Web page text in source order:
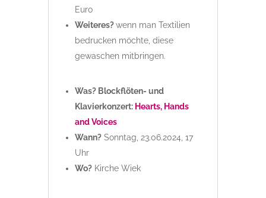
Euro
Weiteres?wenn man Textilien
bedrucken möchte, diese
gewaschen mitbringen.
Was? Blockflöten- und
Klavierkonzert: Hearts, Hands
and Voices
Wann?Sonntag, 23.06.2024, 17
Uhr
Wo?Kirche Wiek